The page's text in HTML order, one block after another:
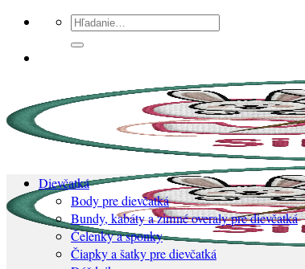
Preskočiť
obsah
Hľadať:
Dievčatká
Body pre dievčatká
Bundy, kabáty a zimné overaly pre dievčatká
Čelenky a sponky
Čiapky a šatky pre dievčatká